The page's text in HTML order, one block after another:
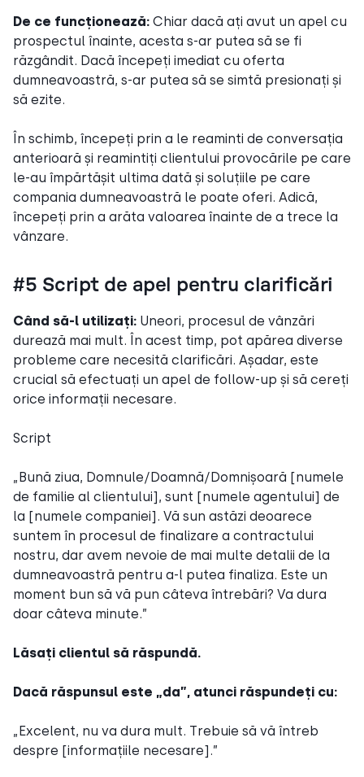
De ce funcționează: Chiar dacă ați avut un apel cu
prospectul înainte, acesta s-ar putea să se fi
răzgândit. Dacă începeți imediat cu oferta
dumneavoastră, s-ar putea să se simtă presionați și
să ezite.
În schimb, începeți prin a le reaminti de conversația
anterioară și reamintiți clientului provocările pe care
le-au împărtășit ultima dată și soluțiile pe care
compania dumneavoastră le poate oferi. Adică,
începeți prin a arăta valoarea înainte de a trece la
vânzare.
#5 Script de apel pentru clarificări
Când să-l utilizați: Uneori, procesul de vânzări
durează mai mult. În acest timp, pot apărea diverse
probleme care necesită clarificări. Așadar, este
crucial să efectuați un apel de follow-up și să cereți
orice informații necesare.
Script
„Bună ziua, Domnule/Doamnă/Domnișoară [numele
de familie al clientului], sunt [numele agentului] de
la [numele companiei]. Vă sun astăzi deoarece
suntem în procesul de finalizare a contractului
nostru, dar avem nevoie de mai multe detalii de la
dumneavoastră pentru a-l putea finaliza. Este un
moment bun să vă pun câteva întrebări? Va dura
doar câteva minute.”
Lăsați clientul să răspundă.
Dacă răspunsul este „da”, atunci răspundeți cu:
„Excelent, nu va dura mult. Trebuie să vă întreb
despre [informațiile necesare].”